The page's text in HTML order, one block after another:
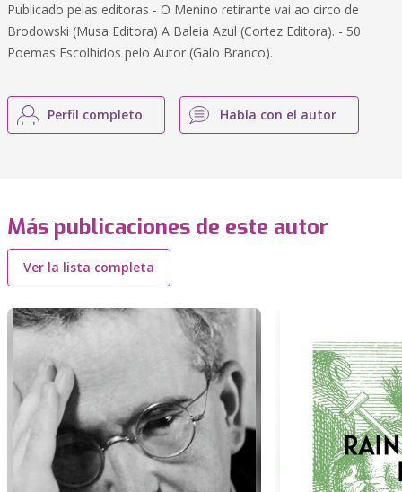
Publicado pelas editoras - O Menino retirante vai ao circo de
Brodowski (Musa Editora) A Baleia Azul (Cortez Editora). - 50
Poemas Escolhidos pelo Autor (Galo Branco).
Perfil completo Habla con el autor
Más publicaciones de este autor
Ver la lista completa